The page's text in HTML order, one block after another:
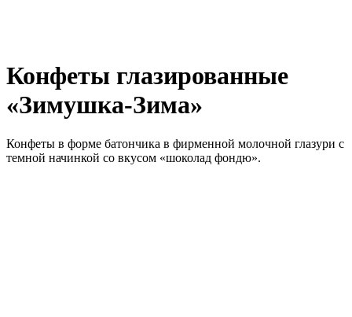
Конфеты глазированные
«Зимушка-Зима»
Конфеты в форме батончика в фирменной молочной глазури с
темной начинкой со вкусом «шоколад фондю».